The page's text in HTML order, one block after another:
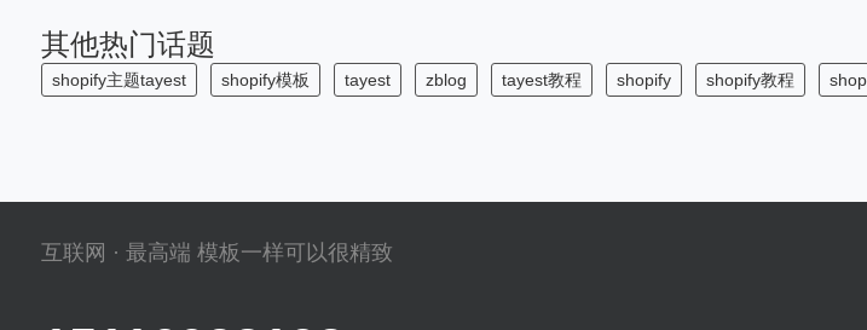
其他热门话题
shopify主题tayest shopify模板 tayest zblog tayest教程 shopify shopify教程
互联网 · 最高端 模板一样可以很精致